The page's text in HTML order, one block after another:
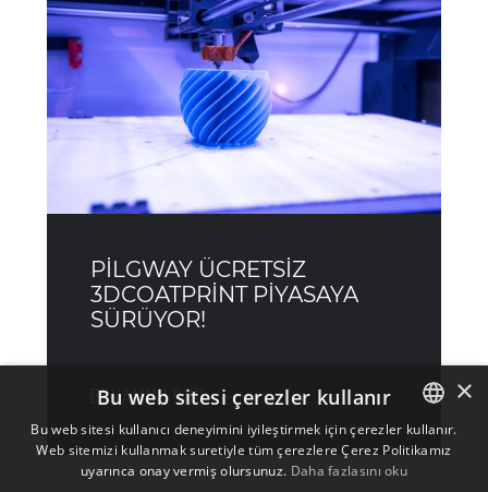
PILGWAY ÜCRETSİZ
3DCOATPRINT PIYASAYA
SÜRÜYOR!
DEVAMINI OKU
ENGLISH
×
Bu web sitesi çerezler kullanır
Bu web sitesi kullanıcı deneyimini iyileştirmek için çerezler kullanır.
Web sitemizi kullanmak suretiyle tüm çerezlere Çerez Politikamız
uyarınca onay vermiş olursunuz. Daha fazlasını oku